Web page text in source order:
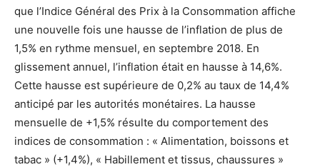
que l’Indice Général des Prix à la Consommation affiche
une nouvelle fois une hausse de l’inflation de plus de
1,5% en rythme mensuel, en septembre 2018. En
glissement annuel, l’inflation était en hausse à 14,6%.
Cette hausse est supérieure de 0,2% au taux de 14,4%
anticipé par les autorités monétaires. La hausse
mensuelle de +1,5% résulte du comportement des
indices de consommation : « Alimentation, boissons et
tabac » (+1,4%), « Habillement et tissus, chaussures »